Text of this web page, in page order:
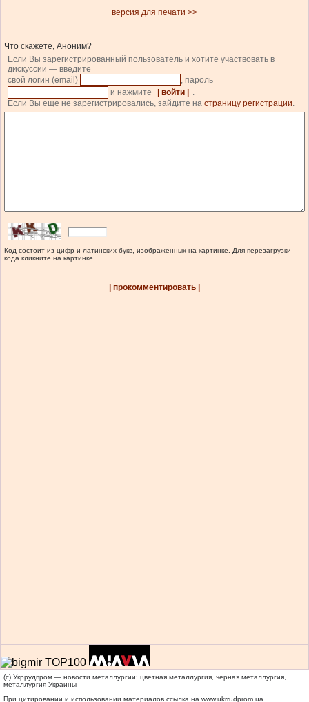
версия для печати >>
Что скажете, Аноним?
Если Вы зарегистрированный пользователь и хотите участвовать в
дискуссии — введите
свой логин (email)
, пароль
и нажмите
| войти |
.
Если Вы еще не зарегистрировались, зайдите на страницу регистрации.
Код состоит из цифр и латинских букв, изображенных на картинке. Для перезагрузки
кода кликните на картинке.
| прокомментировать |
(c) Укррудпром — новости металлургии: цветная металлургия, черная металлургия,
металлургия Украины
При цитировании и использовании материалов ссылка на www.ukrrudprom.ua